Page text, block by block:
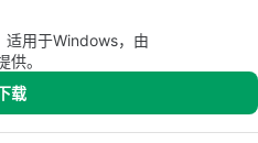
适用于Windows，由
。
载